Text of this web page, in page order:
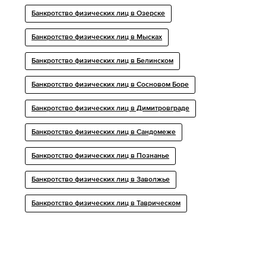
Банкротство физических лиц в Озерске
Банкротство физических лиц в Мысках
Банкротство физических лиц в Белинском
Банкротство физических лиц в Сосновом Боре
Банкротство физических лиц в Димитровграде
Банкротство физических лиц в Сандомеже
Банкротство физических лиц в Познанье
Банкротство физических лиц в Заволжье
Банкротство физических лиц в Таврическом